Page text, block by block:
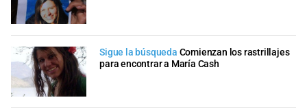
Sigue la búsqueda Comienzan los rastrillajes
para encontrar a María Cash